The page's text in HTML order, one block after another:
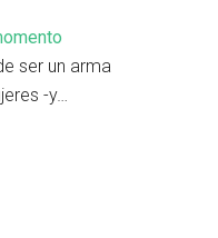
ser un arma
-y…